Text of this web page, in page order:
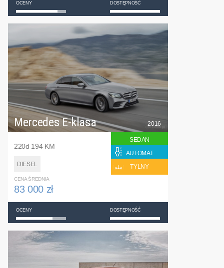
OCENY DOSTĘPNOŚĆ
Mercedes E-klasa
220d 194 KM
DIESEL
2016
SEDAN
AUTOMAT
TYLNY
CENA ŚREDNIA
83 000 zł
OCENY DOSTĘPNOŚĆ